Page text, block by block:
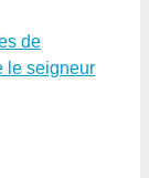
de
le seigneur